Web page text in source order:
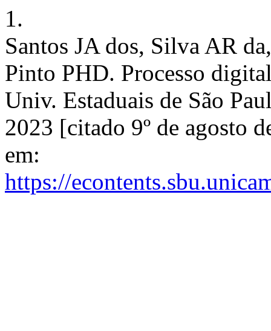
1.
Santos JA dos, Silva AR
Pinto PHD. Processo
Univ. Estaduais de São
2023 [citado 9º de agosto
em:
https://